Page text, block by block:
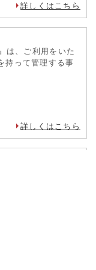
詳しくはこちら
は、ご利用をいた
持って管理する事
詳しくはこちら